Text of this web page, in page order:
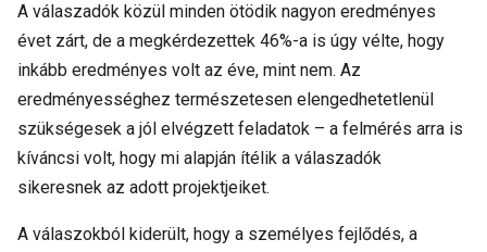
A válaszadók közül minden ötödik nagyon eredményes
évet zárt, de a megkérdezettek 46%-a is úgy vélte, hogy
inkább eredményes volt az éve, mint nem. Az
eredményességhez természetesen elengedhetetlenül
szükségesek a jól elvégzett feladatok – a felmérés arra is
kíváncsi volt, hogy mi alapján ítélik a válaszadók
sikeresnek az adott projektjeiket.
A válaszokból kiderült, hogy a személyes fejlődés, a